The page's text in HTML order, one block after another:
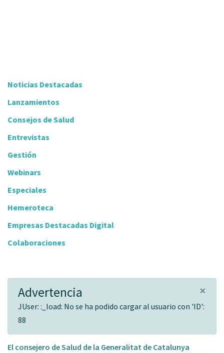
Noticias Destacadas
Lanzamientos
Consejos de Salud
Entrevistas
Gestión
Webinars
Especiales
Hemeroteca
Empresas Destacadas Digital
Colaboraciones
×
Advertencia
JUser: :_load: No se ha podido cargar al usuario con 'ID':
88
El consejero de Salud de la Generalitat de Catalunya